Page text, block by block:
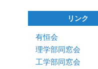
リンク
有恒会
理学部同窓会
工学部同窓会